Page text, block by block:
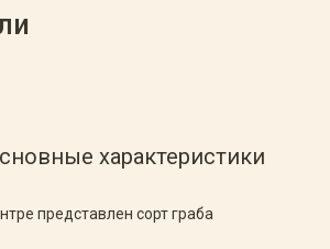
характеристики
представлен сорт граба